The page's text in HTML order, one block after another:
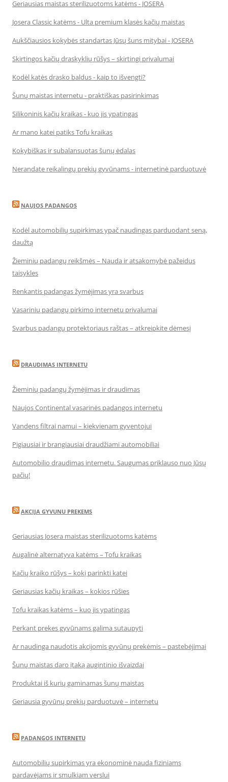
Geriausias maistas sterilizuotoms katėms - JOSERA
Josera Classic katėms - Ulta premium klasės kačių maistas
Aukščiausios kokybės standartas Jūsų šuns mitybai - JOSERA
Skirtingos kačių draskyklių rūšys – skirtingi privalumai
Kodėl katės drasko baldus - kaip to išvengti?
Šunų maistas internetu - praktiškas pasirinkimas
Silikoninis kačių kraikas - kuo jis ypatingas
Ar mano katei patiks Tofu kraikas
Kokybiškas ir subalansuotas šunų ėdalas
Nerandate reikalingų prekių gyvūnams - internetinė parduotuvė
NAUJOS PADANGOS
Kodėl automobilių supirkimas ypač naudingas parduodant seną,
daužtą
Žieminių padangų reikšmės – Nauda ir atsakomybė pažeidus
taisykles
Renkantis padangas žymėjimas yra svarbus
Vasarinių padangų pirkimo internetu privalumai
Svarbus padangų protektoriaus raštas – atkreipkite dėmesį
DRAUDIMAS INTERNETU
Žieminių padangų žymėjimas ir draudimas
Naujos Continental vasarinės padangos internetu
Vandens filtrai namui – kiekvienam gyventojui
Pigiausiai ir brangiausiai draudžiami automobiliai
Automobilio draudimas internetu. Saugumas priklauso nuo Jūsų
pačių!
AKCIJA GYVUNU PREKEMS
Geriausias Josera maistas sterilizuotoms katėms
Augalinė alternatyva katėms – Tofu kraikas
Kačių kraiko rūšys – kokį parinkti katei
Geriausias kačių kraikas – kokios rūšies
Tofu kraikas katėms – kuo jis ypatingas
Perkant prekes gyvūnams galima sutaupyti
Ar naudinga naudotis akcijomis gyvūnų prekėmis – pastebėjimai
Šunų maistas daro įtaką augintinio išvaizdai
Produktai iš kurių gaminamas šunų maistas
Geriausia gyvūnų prekių parduotuvė – internetu
PADANGOS INTERNETU
Automobilių supirkimas yra ekonominė nauda fiziniams
pardavėjams ir smulkiam verslui